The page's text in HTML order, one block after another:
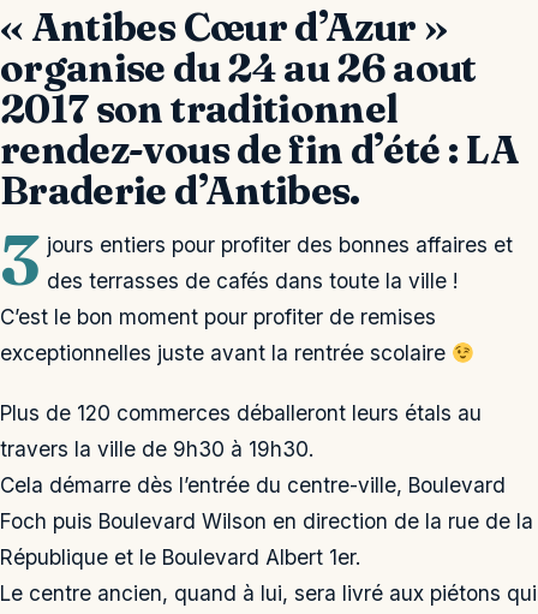
« Antibes Cœur d’Azur »
organise du 24 au 26 aout
2017 son traditionnel
rendez-vous de fin d’été : LA
Braderie d’Antibes.
3 jours entiers pour profiter des bonnes affaires et
des terrasses de cafés dans toute la ville !
C’est le bon moment pour profiter de remises
exceptionnelles juste avant la rentrée scolaire
Plus de 120 commerces déballeront leurs étals au
travers la ville de 9h30 à 19h30.
Cela démarre dès l’entrée du centre-ville, Boulevard
Foch puis Boulevard Wilson en direction de la rue de la
République et le Boulevard Albert 1er.
Le centre ancien, quand à lui, sera livré aux piétons qui